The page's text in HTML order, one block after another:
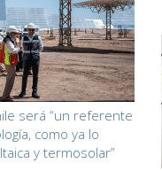
será “un referente
como ya lo
y termosolar”